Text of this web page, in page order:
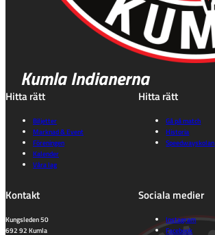
Kumla Indianerna
Hitta rätt
Biljetter
Marknad & Event
Föreningen
Kalender
Våra lag
Hitta rätt
Gå på match
Historia
Speedwayskolan
Kontakt
Kungsleden 50
692 92 Kumla
Sociala medier
Instagram
Facebook